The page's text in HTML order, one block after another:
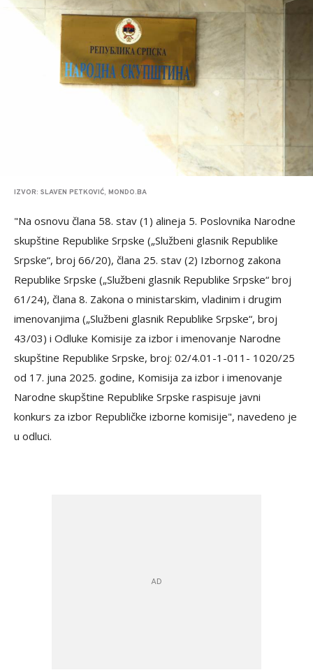
IZVOR: SLAVEN PETKOVIĆ, MONDO.BA
"Na osnovu člana 58. stav (1) alineja 5. Poslovnika Narodne
skupštine Republike Srpske („Službeni glasnik Republike
Srpske“, broj 66/20), člana 25. stav (2) Izbornog zakona
Republike Srpske („Službeni glasnik Republike Srpske“ broj
61/24), člana 8. Zakona o ministarskim, vladinim i drugim
imenovanjima („Službeni glasnik Republike Srpske“, broj
43/03) i Odluke Komisije za izbor i imenovanje Narodne
skupštine Republike Srpske, broj: 02/4.01-1-011- 1020/25
od 17. juna 2025. godine, Komisija za izbor i imenovanje
Narodne skupštine Republike Srpske raspisuje javni
konkurs za izbor Republičke izborne komisije", navedeno je
u odluci.